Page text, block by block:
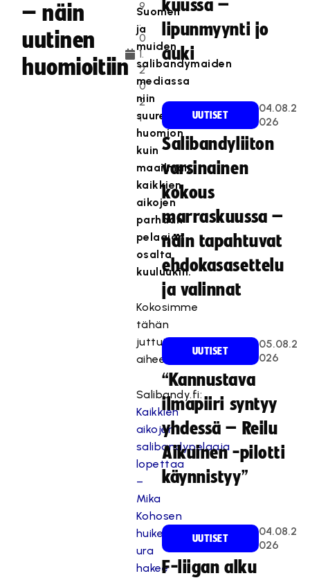
– näin
uutinen
huomioitiin
9
.
0
1.
2
0
2
1
Suomen
ja
muiden
salibandymaiden
mediassa
niin
suuren
huomion
kuin
maailman
kaikkien
aikojen
parhaan
pelaajan
osalta
kuuluukin.
Kokosimme
tähän
juttuja
aiheesta:
Salibandy.fi:
Kaikkien
aikojen
salibandypelaaja
lopettaa
–
Mika
Kohosen
huikea
ura
hakee
kuussa –
lipunmyynti jo
auki
UUTISET
04.08.2
026
Salibandyliiton
varsinainen
kokous
marraskuussa –
näin tapahtuvat
ehdokasasettelu
ja valinnat
UUTISET
05.08.2
026
“Kannustava
ilmapiiri syntyy
yhdessä – Reilu
Aikuinen -pilotti
käynnistyy”
UUTISET
04.08.2
026
F-liigan alku